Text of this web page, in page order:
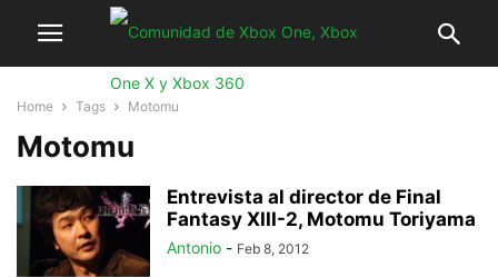
Home Tags Motomu
Motomu
Entrevista al director de Final
Fantasy XIII-2, Motomu Toriyama
Antonio - Feb 8, 2012